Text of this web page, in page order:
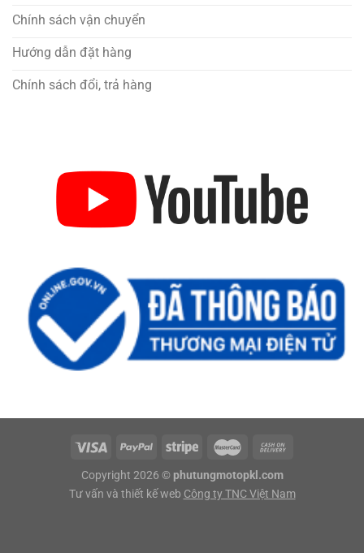
Chính sách vận chuyển
Hướng dẫn đặt hàng
Chính sách đổi, trả hàng
Copyright 2026 © phutungmotopkl.com
Tư vấn và thiết kế web Công ty TNC Việt Nam